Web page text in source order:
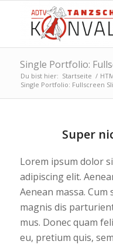
Single Portfolio:
Du bist hier: Startseite /
Single Portfolio: Fullscreen
Super
Lorem ipsum dolor
adipiscing elit.
Aenean massa.
magnis dis
mus. Donec quam
eu, pretium quis,